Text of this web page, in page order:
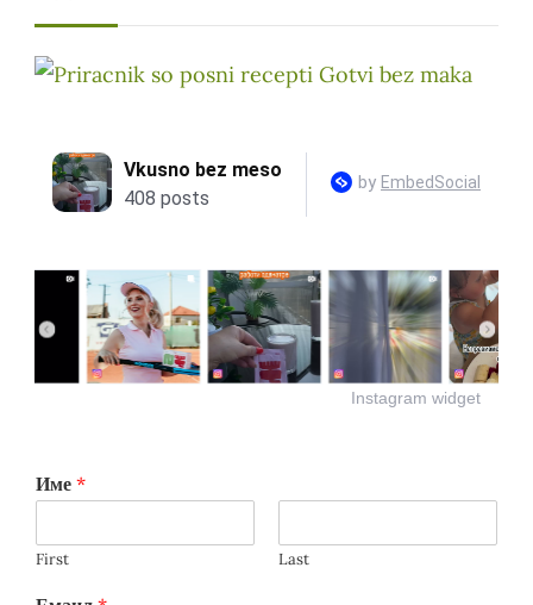
Instagram widget
Име *
First Last